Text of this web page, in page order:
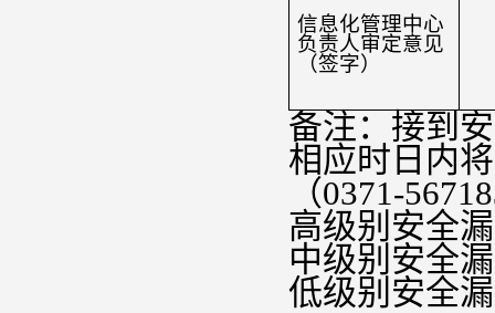
信息化管理中心
负责人审定意见
（签字）
备注：接到
相应时日内
（0371-
高级别安全
中级别安全
低级别安全